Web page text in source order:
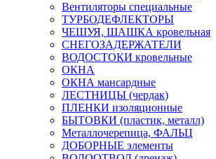
Вентиляторы специальные
ТУРБОДЕФЛЕКТОРЫ
ЧЕШУЯ, ШАШКА кровельная
СНЕГОЗАДЕРЖАТЕЛИ
ВОДОСТОКИ кровельные
ОКНА
ОКНА мансардные
ЛЕСТНИЦЫ (чердак)
ПЛЕНКИ изоляционные
БЫТОВКИ (пластик, металл)
Металлочерепица, ФАЛЬЦ
ДОБОРНЫЕ элементы